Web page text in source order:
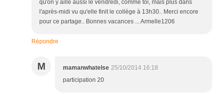
qu'on y aille aussi le vendredi, comme toi, mais plus dans
l'après-midi vu qu'elle finit le collège à 13h30.. Merci encore
pour ce partage.. Bonnes vacances ... Armelle1206
Répondre
M mamanwhatelse 25/10/2014 16:18
participation 20